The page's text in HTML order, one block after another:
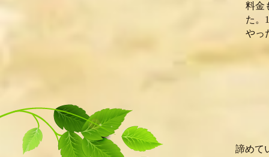
諦めて
料金
た。
やっ